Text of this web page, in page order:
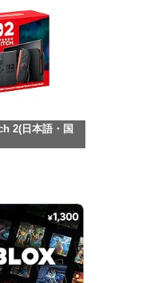
2(日本語・国